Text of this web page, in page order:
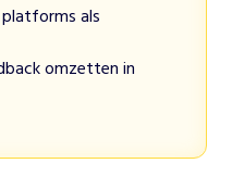
als
omzetten in